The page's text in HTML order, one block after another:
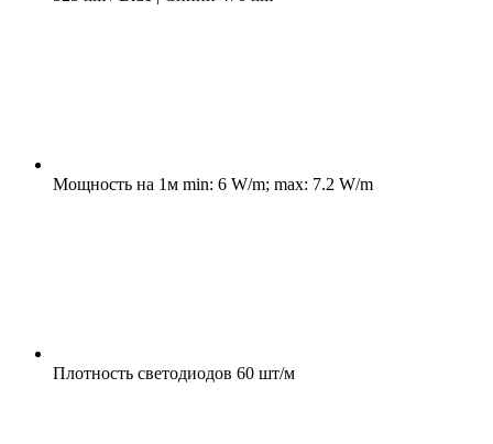
Мощность на 1м min: 6 W/m; max: 7.2 W/m
Плотность светодиодов 60 шт/м